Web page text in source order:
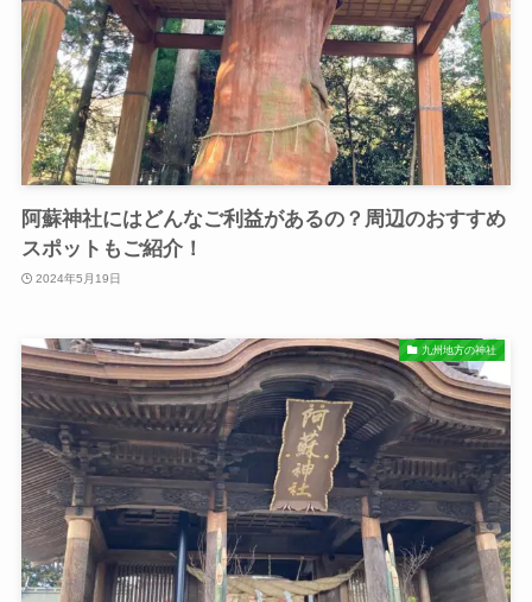
阿蘇神社にはどんなご利益があるの？周辺のおすすめ
スポットもご紹介！
2024年5月19日
九州地方の神社